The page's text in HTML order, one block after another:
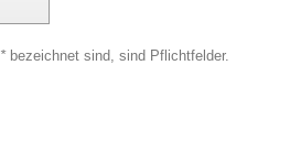
*bezeichnet sind, sind Pflichtfelder.